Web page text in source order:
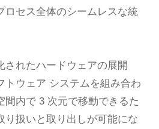
ロセス全体のシームレスな統
されたハードウェアの展開
トウェア システムを組み合わ
間内で 3 次元で移動できるた
り扱いと取り出しが可能にな